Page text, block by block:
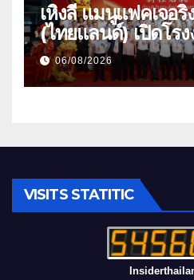
เหิงลี่ แมนูแฟคเจอริ่
(ไทยแลนด์) เปิดโร
ชลบุรี เดินหน้าขยา
เอเชียตะวันออกเฉีย
ยุทธศาสตร์ระดับโล
06/08/2026
VISITS STATITIC